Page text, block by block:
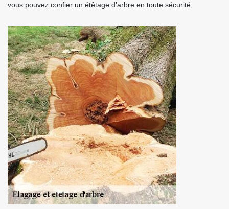
vous pouvez confier un étêtage d’arbre en toute sécurité.